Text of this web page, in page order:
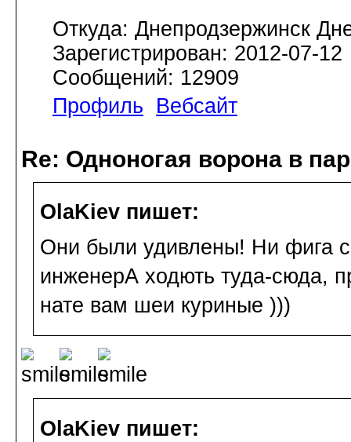
Откуда: Днепродзержинск
Зарегистрирован: 2012-07-12
Сообщений: 12909
Профиль
Вебсайт
Re: Одноногая ворона в
OlaKiev пишет:
Они были удивлены! Ни фига
инженерА ходють туда-сюда,
нате вам шеи куриные )))
OlaKiev пишет: